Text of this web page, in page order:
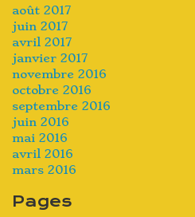
août 2017
juin 2017
avril 2017
janvier 2017
novembre 2016
octobre 2016
septembre 2016
juin 2016
mai 2016
avril 2016
mars 2016
Pages